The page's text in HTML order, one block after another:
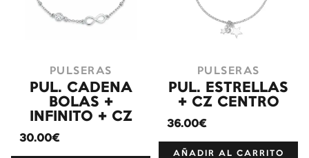
PULSERAS
PUL. CADENA
BOLAS +
INFINITO + CZ
30.00€
PULSERAS
PUL. ESTRELLAS
+ CZ CENTRO
36.00€
AÑADIR AL CARRITO